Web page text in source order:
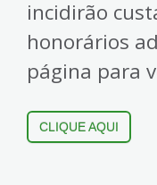
incidirão
honorários
página para
CLIQUE AQUI